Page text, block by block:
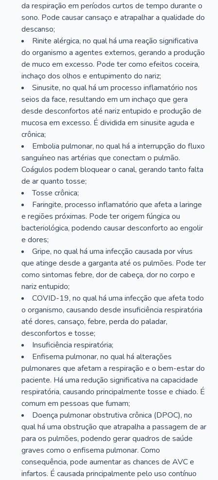
da respiração em períodos curtos de tempo durante o
sono. Pode causar cansaço e atrapalhar a qualidade do
descanso;
Rinite alérgica, no qual há uma reação significativa
do organismo a agentes externos, gerando a produção
de muco em excesso. Pode ter como efeitos coceira,
inchaço dos olhos e entupimento do nariz;
Sinusite, no qual há um processo inflamatório nos
seios da face, resultando em um inchaço que gera
desde desconfortos até nariz entupido e produção de
mucosa em excesso. É dividida em sinusite aguda e
crônica;
Embolia pulmonar, no qual há a interrupção do fluxo
sanguíneo nas artérias que conectam o pulmão.
Coágulos podem bloquear o canal, gerando tanto falta
de ar quanto tosse;
Tosse crônica;
Faringite, processo inflamatório que afeta a laringe
e regiões próximas. Pode ter origem fúngica ou
bacteriológica, podendo causar desconforto ao engolir
e dores;
Gripe, no qual há uma infecção causada por vírus
que atinge desde a garganta até os pulmões. Pode ter
como sintomas febre, dor de cabeça, dor no corpo e
nariz entupido;
COVID-19, no qual há uma infecção que afeta todo
o organismo, causando desde insuficiência respiratória
até dores, cansaço, febre, perda do paladar,
desconfortos e tosse;
Insuficiência respiratória;
Enfisema pulmonar, no qual há alterações
pulmonares que afetam a respiração e o bem-estar do
paciente. Há uma redução significativa na capacidade
respiratória, causando principalmente tosse e chiado. É
comum em pessoas que fumam;
Doença pulmonar obstrutiva crônica (DPOC), no
qual há uma obstrução que atrapalha a passagem de ar
para os pulmões, podendo gerar quadros de saúde
graves como o enfisema pulmonar. Como
consequência, pode aumentar as chances de AVC e
infartos. É causada principalmente pelo uso contínuo